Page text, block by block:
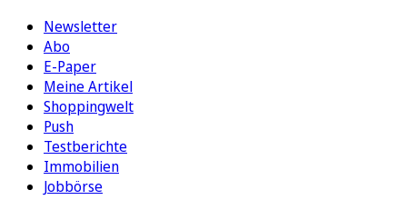
Newsletter
Abo
E-Paper
Meine Artikel
Shoppingwelt
Push
Testberichte
Immobilien
Jobbörse